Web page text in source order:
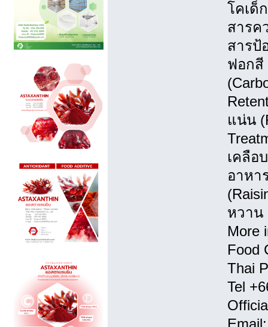
โคเด็
สารค
สารป้
ฟอกสี
แน่น
เคลือ
อาหา
หวาน
More
Food
Thai
Tel